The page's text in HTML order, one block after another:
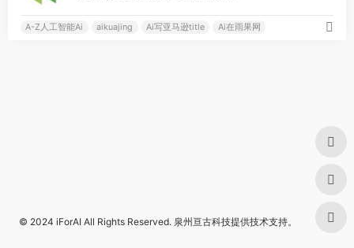
A-Z人工智能Ai aikuajing Ai写亚马逊title Ai在雨果网
© 2024 iForAI All Rights Reserved. 泉州亘古科技提供技术支持。